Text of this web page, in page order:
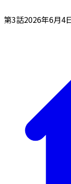
第3話2026年6月4